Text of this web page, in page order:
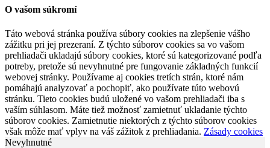
O vašom súkromí
Táto webová stránka používa súbory cookies na zlepšenie vášho
zážitku pri jej prezeraní. Z týchto súborov cookies sa vo vašom
prehliadači ukladajú súbory cookies, ktoré sú kategorizované podľa
potreby, pretože sú nevyhnutné pre fungovanie základných funkcií
webovej stránky. Používame aj cookies tretích strán, ktoré nám
pomáhajú analyzovať a pochopiť, ako používate túto webovú
stránku. Tieto cookies budú uložené vo vašom prehliadači iba s
vaším súhlasom. Máte tiež možnosť zamietnuť ukladanie týchto
súborov cookies. Zamietnutie niektorých z týchto súborov cookies
však môže mať vplyv na váš zážitok z prehliadania. Zásady cookies
Nevyhnutné